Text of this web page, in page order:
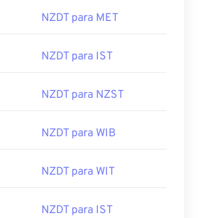
NZDT para MET
NZDT para IST
NZDT para NZST
NZDT para WIB
NZDT para WIT
NZDT para IST